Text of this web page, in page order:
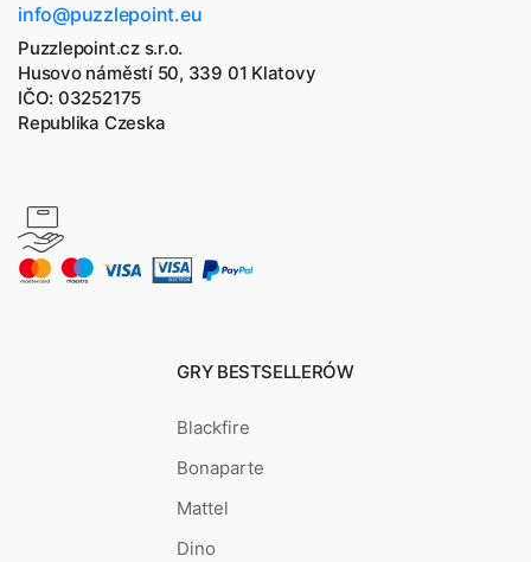
info@puzzlepoint.eu
Puzzlepoint.cz s.r.o.
Husovo náměstí 50, 339 01 Klatovy
IČO: 03252175
Republika Czeska
GRY BESTSELLERÓW
Blackfire
Bonaparte
Mattel
Dino